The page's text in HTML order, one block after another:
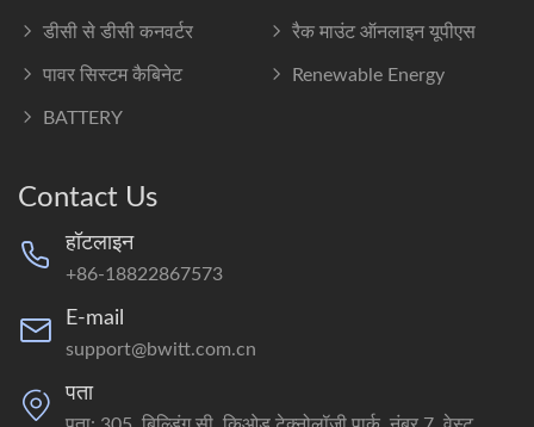
डीसी से डीसी कनवर्टर रैक माउंट ऑनलाइन यूपीएस
पावर सिस्टम कैबिनेट Renewable Energy
BATTERY
Contact Us
हॉटलाइन
+86-18822867573
E-mail
support@bwitt.com.cn
पता